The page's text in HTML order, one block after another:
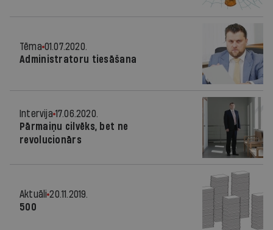
Tēma 01.07.2020.
Administratoru tiesāšana
Intervija 17.06.2020.
Pārmaiņu cilvēks, bet ne
revolucionārs
Aktuāli 20.11.2019.
500